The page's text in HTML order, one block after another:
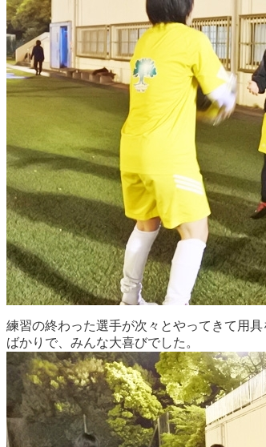
練習の終わった選手が次々とやってきて用
ばかりで、みんな大喜びでした。